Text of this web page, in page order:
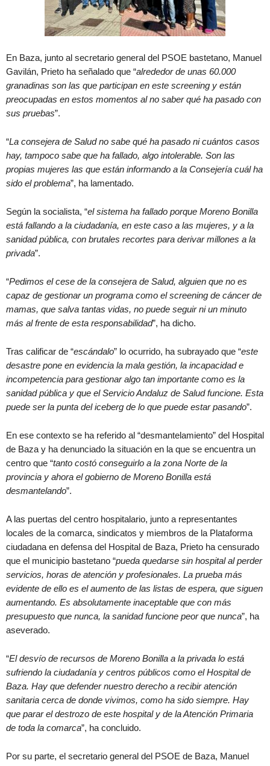
En Baza, junto al secretario general del PSOE bastetano, Manuel
Gavilán, Prieto ha señalado que “alrededor de unas 60.000
granadinas son las que participan en este screening y están
preocupadas en estos momentos al no saber qué ha pasado con
sus pruebas”.
“La consejera de Salud no sabe qué ha pasado ni cuántos casos
hay, tampoco sabe que ha fallado, algo intolerable. Son las
propias mujeres las que están informando a la Consejería cuál ha
sido el problema”, ha lamentado.
Según la socialista, “el sistema ha fallado porque Moreno Bonilla
está fallando a la ciudadanía, en este caso a las mujeres, y a la
sanidad pública, con brutales recortes para derivar millones a la
privada”.
“Pedimos el cese de la consejera de Salud, alguien que no es
capaz de gestionar un programa como el screening de cáncer de
mamas, que salva tantas vidas, no puede seguir ni un minuto
más al frente de esta responsabilidad”, ha dicho.
Tras calificar de “escándalo” lo ocurrido, ha subrayado que “este
desastre pone en evidencia la mala gestión, la incapacidad e
incompetencia para gestionar algo tan importante como es la
sanidad pública y que el Servicio Andaluz de Salud funcione. Esta
puede ser la punta del iceberg de lo que puede estar pasando”.
En ese contexto se ha referido al “desmantelamiento” del Hospital
de Baza y ha denunciado la situación en la que se encuentra un
centro que “tanto costó conseguirlo a la zona Norte de la
provincia y ahora el gobierno de Moreno Bonilla está
desmantelando”.
A las puertas del centro hospitalario, junto a representantes
locales de la comarca, sindicatos y miembros de la Plataforma
ciudadana en defensa del Hospital de Baza, Prieto ha censurado
que el municipio bastetano “pueda quedarse sin hospital al perder
servicios, horas de atención y profesionales. La prueba más
evidente de ello es el aumento de las listas de espera, que siguen
aumentando. Es absolutamente inaceptable que con más
presupuesto que nunca, la sanidad funcione peor que nunca”, ha
aseverado.
“El desvío de recursos de Moreno Bonilla a la privada lo está
sufriendo la ciudadanía y centros públicos como el Hospital de
Baza. Hay que defender nuestro derecho a recibir atención
sanitaria cerca de donde vivimos, como ha sido siempre. Hay
que parar el destrozo de este hospital y de la Atención Primaria
de toda la comarca”, ha concluido.
Por su parte, el secretario general del PSOE de Baza, Manuel